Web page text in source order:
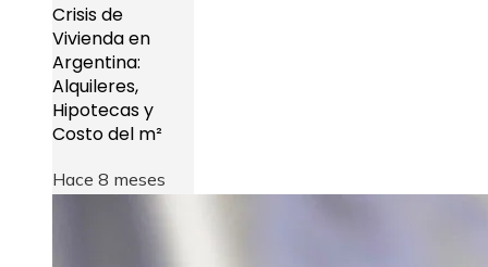
Crisis de
Vivienda en
Argentina:
Alquileres,
Hipotecas y
Costo del m²
Hace 8 meses